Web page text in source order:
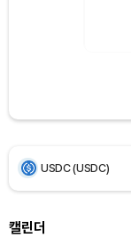
XRP (XRP)
Solana (SOL)
캘린더